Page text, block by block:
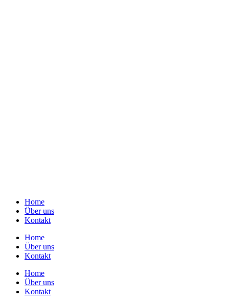
Home
Über uns
Kontakt
Home
Über uns
Kontakt
Home
Über uns
Kontakt